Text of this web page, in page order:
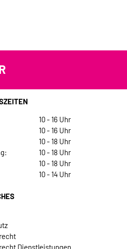
10 - 16 Uhr
10 - 16 Uhr
10 - 18 Uhr
10 - 18 Uhr
10 - 18 Uhr
10 - 14 Uhr
Dienstleistungen